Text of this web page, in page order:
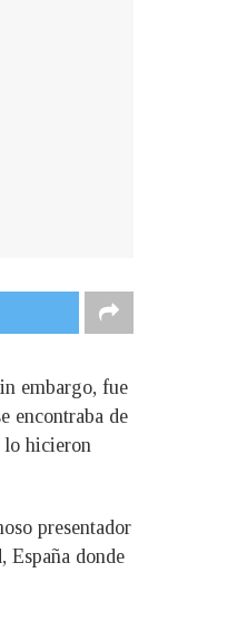
embargo, fue
encontraba de
lo hicieron
presentador
España donde